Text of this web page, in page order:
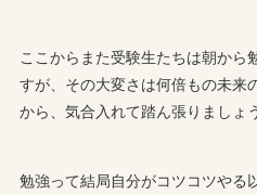
ここからまた受験生たちは朝から
すが、その大変さは何倍もの未来
から、気合入れて踏ん張りましょう
勉強って結局自分がコツコツやる